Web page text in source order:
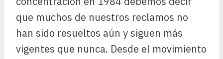
que muchos de nuestros reclamos no
han sido resueltos aún y siguen más
vigentes que nunca. Desde el movimiento